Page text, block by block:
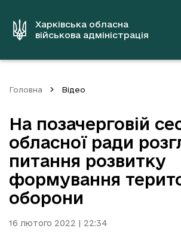
вмістуХарківська обласна
військова адміністрація
Головна Відео
На позачерговій
обласної ради
питання розвитку
формування
оборони
16 лютого 2022 | 22:34